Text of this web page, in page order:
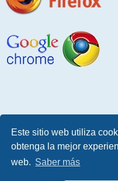
Este sitio web utiliza
obtenga la mejor
web. Saber más